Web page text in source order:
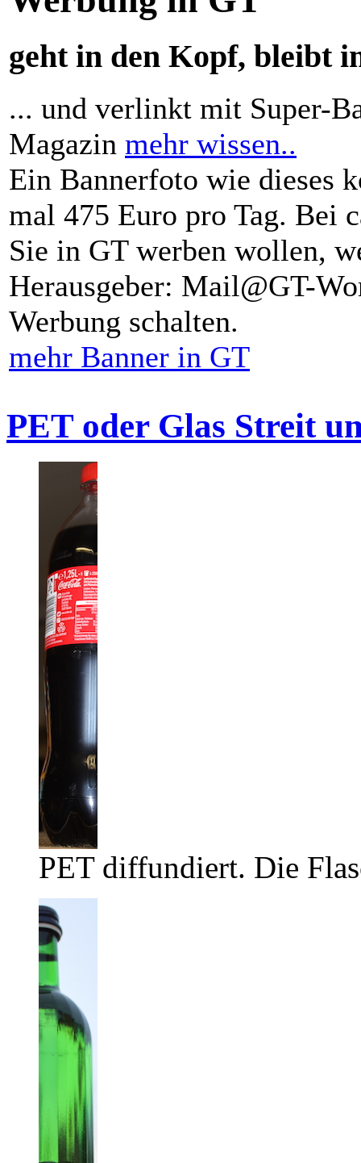
geht in den Kopf, bleibt
... und verlinkt mit Super-
Magazin mehr wissen..
Ein Bannerfoto wie dieses
mal 475 Euro pro Tag. Bei
Sie in GT werben wollen,
Herausgeber: Mail@GT-
Werbung schalten.
mehr Banner in GT
PET oder Glas Streit
PET diffundiert. Die